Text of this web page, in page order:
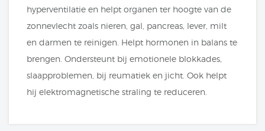
hyperventilatie en helpt organen ter hoogte van de
zonnevlecht zoals nieren, gal, pancreas, lever, milt
en darmen te reinigen. Helpt hormonen in balans te
brengen. Ondersteunt bij emotionele blokkades,
slaapproblemen, bij reumatiek en jicht. Ook helpt
hij elektromagnetische straling te reduceren.